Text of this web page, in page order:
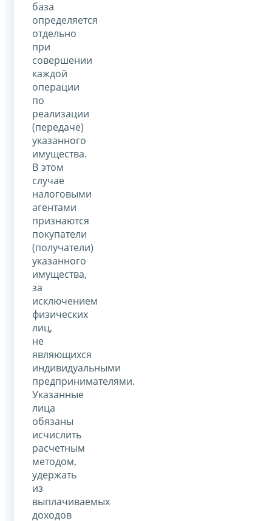
база
определяется
отдельно
при
совершении
каждой
операции
по
реализации
(передаче)
указанного
имущества.
В этом
случае
налоговыми
агентами
признаются
покупатели
(получатели)
указанного
имущества,
за
исключением
физических
лиц,
не
являющихся
индивидуальными
предпринимателями.
Указанные
лица
обязаны
исчислить
расчетным
методом,
удержать
из
выплачиваемых
доходов